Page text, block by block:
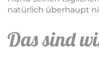
natürlich überhaupt
Das sind